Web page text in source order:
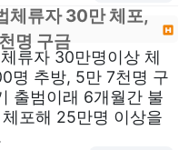
체류자 30만 체포,
명 구금
류자 30만명이상 체
명 추방, 5만 7천명 구
출범이래 6개월간 불
포해 25만명 이상을